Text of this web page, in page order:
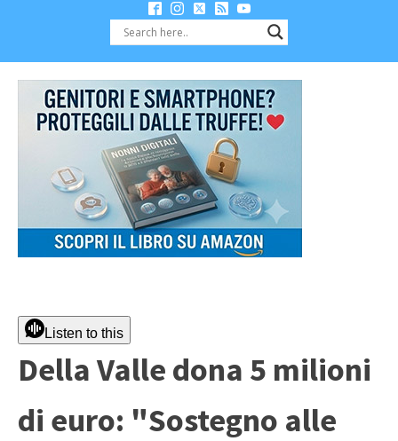
Listen to this
Della Valle dona 5 milioni
di euro: "Sostegno alle